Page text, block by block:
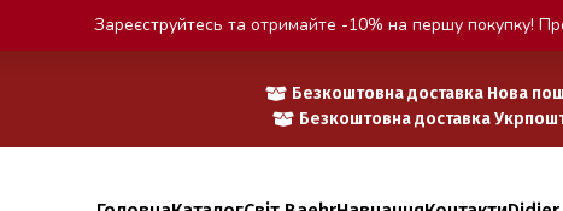
Безкоштовна доставка Нова
Безкоштовна доставка
Зареєструйтесь та отримайте -10% на першу покупку!